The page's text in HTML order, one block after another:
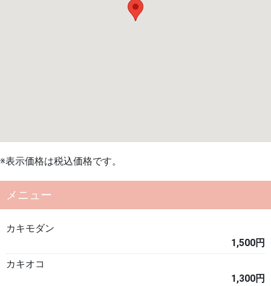
※表示価格は税込価格です。
メニュー
カキモダン
1,500円
カキオコ
1,300円